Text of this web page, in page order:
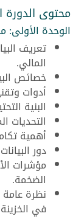
محتوى الدورة
الوحدة الأولى:
تعريف
المالي.
خصائص
أدوات
البنية
التحديات
أهمية
دور
مؤشرات
الضخمة.
نظرة عامة
في